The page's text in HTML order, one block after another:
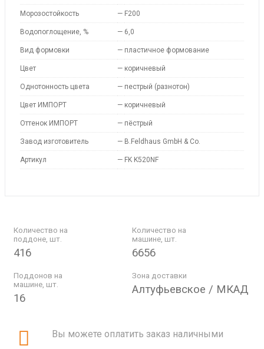
Морозостойкость — F200
Водопоглощение, % — 6,0
Вид формовки — пластичное формование
Цвет — коричневый
Однотонность цвета — пестрый (разнотон)
Цвет ИМПОРТ — коричневый
Оттенок ИМПОРТ — пёстрый
Завод изготовитель — B.Feldhaus GmbH & Co.
Артикул — FK K520NF
Количество на
поддоне, шт.
416
Количество на
машине, шт.
6656
Поддонов на
машине, шт.
16
Зона доставки
Алтуфьевское / МКАД
Вы можете оплатить заказ наличными